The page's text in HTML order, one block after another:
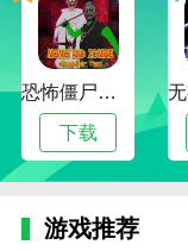
的兴趣。
3.众成优品第一
物体验能让用户
新黄金特性。
众成优品函数
心感受品质购物体
恐怖僵尸奶奶2
下载
游戏推荐